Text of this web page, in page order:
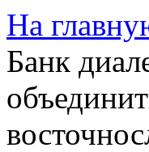
На
Банк